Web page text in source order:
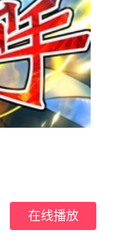
在线播放